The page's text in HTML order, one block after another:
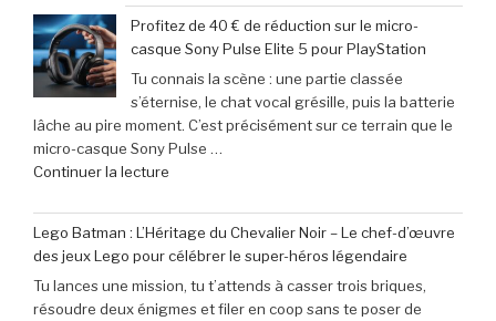
pas
manquer
en
juin
2026 »
exceptionnelle
:
le
clavier
Corsair
K70
Pro
seulement
79,99
€
(-16% »
Profitez de 40 € de réduction sur le micro-
casque Sony Pulse Elite 5 pour PlayStation
Tu connais la scène : une partie classée
s’éternise, le chat vocal grésille, puis la batterie
lâche au pire moment. C’est précisément sur ce terrain que le
micro-casque Sony Pulse …
Continuer la lecture
de
40
€
de
réduction
Lego Batman : L’Héritage du Chevalier Noir – Le chef-d’œuvre
des jeux Lego pour célébrer le super-héros légendaire
Tu lances une mission, tu t’attends à casser trois briques,
résoudre deux énigmes et filer en coop sans te poser de